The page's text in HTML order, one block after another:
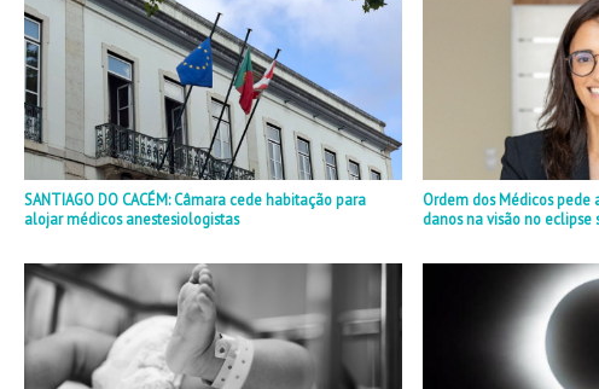
SANTIAGO DO CACÉM: Câmara cede habitação para
alojar médicos anestesiologistas
Ordem dos Médicos pede
danos na visão no eclipse